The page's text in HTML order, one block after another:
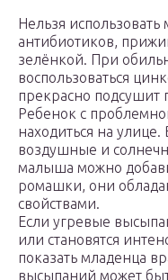
Нельзя
антибиотиков,
зелёнкой. При
воспользоваться
прекрасно
Ребенок с
находиться на
воздушные и
малыша можно
ромашки, они
свойствами.
Если угревые
или становятся
показать младенца
высыпаний может